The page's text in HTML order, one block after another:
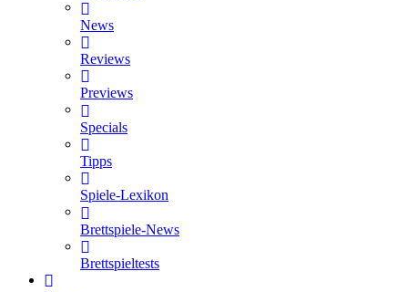
News
Reviews
Previews
Specials
Tipps
Spiele-Lexikon
Brettspiele-News
Brettspieltests